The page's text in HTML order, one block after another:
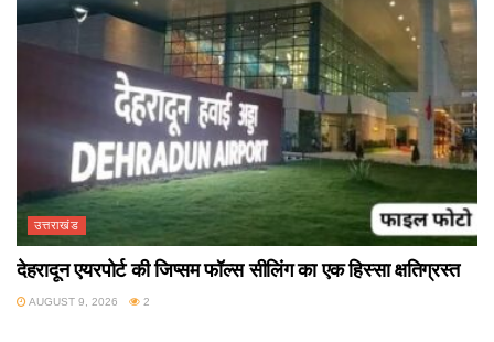
उत्तराखंड
देहरादून एयरपोर्ट की जिप्सम फॉल्स सीलिंग का एक हिस्सा क्षतिग्रस्त
AUGUST 9, 2026 2